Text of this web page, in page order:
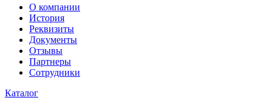
О компании
История
Реквизиты
Документы
Отзывы
Партнеры
Сотрудники
Каталог